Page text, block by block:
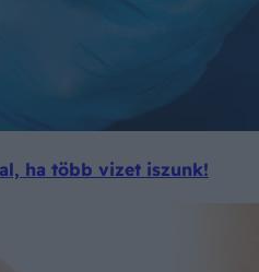
ha több vizet iszunk!